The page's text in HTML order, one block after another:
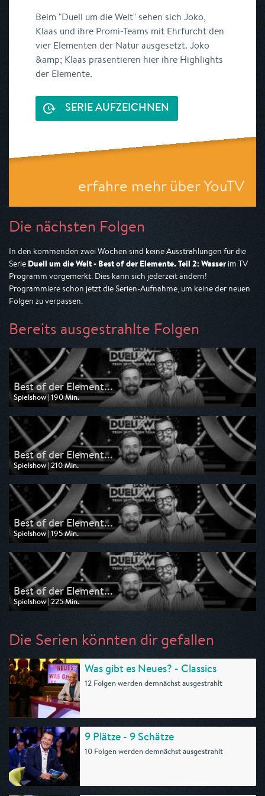
Beim "Duell um die Welt" sehen sich Joko,
Klaas und ihre Promi-Teams mit Ehrfurcht den
vier Elementen der Natur ausgesetzt. Joko
&amp; Klaas präsentieren hier ihre Highlights
der Elemente.
SERIE AUFZEICHNEN
erfahre mehr über YouTV
Die nächsten Folgen
In den kommenden zwei Wochen sind keine Ausstrahlungen für die
Serie Duell um die Welt - Best of der Elemente. Teil 2: Wasserim TV
Programm vorgemerkt. Dies kann sich jederzeit ändern!
Programmiere schon jetzt die Serien-Aufnahme, um keine der neuen
Folgen zu verpassen.
Bereits ausgestrahlte Folgen
Best of der Element...
Spielshow | 190 Min.
Ausgestrahlt von Pro 7
am 15.12.2025, 00:15
Best of der Element...
Spielshow | 210 Min.
Ausgestrahlt von Pro 7
am 08.12.2025, 00:20
Best of der Element...
Spielshow | 195 Min.
Ausgestrahlt von Pro 7
am 07.05.2025, 23:20
Best of der Element...
Spielshow | 225 Min.
Ausgestrahlt von Pro 7
Die Serien könnten dir gefallen
Was gibt es Neues? - Classics
12 Folgen werden demnächst ausgestrahlt
9 Plätze - 9 Schätze
10 Folgen werden demnächst ausgestrahlt